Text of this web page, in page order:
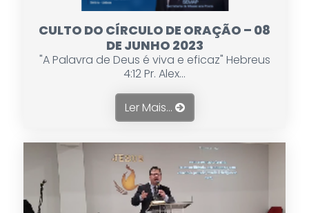
CULTO DO CÍRCULO DE ORAÇÃO – 08
DE JUNHO 2023
"A Palavra de Deus é viva e eficaz" Hebreus
4:12 Pr. Alex...
Ler Mais...